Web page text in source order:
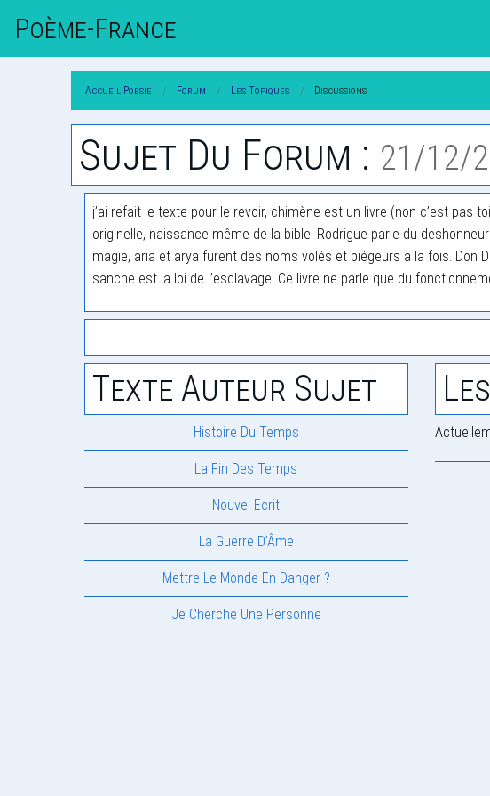
Poème-FrAnce
Accueil Poesie Forum Les Topiques Discussions
Sujet Du Forum : 21/12/
j’ai refait le texte pour le revoir, chimène est un livre (non c’est
originelle, naissance même de la bible. Rodrigue parle du
magie, aria et arya furent des noms volés et piégeurs a la fois. Don
sanche est la loi de l’esclavage. Ce livre ne parle que du
Texte Auteur Sujet
Histoire Du Temps
La Fin Des Temps
Nouvel Ecrit
La Guerre D’Âme
Mettre Le Monde En Danger ?
Je Cherche Une Personne